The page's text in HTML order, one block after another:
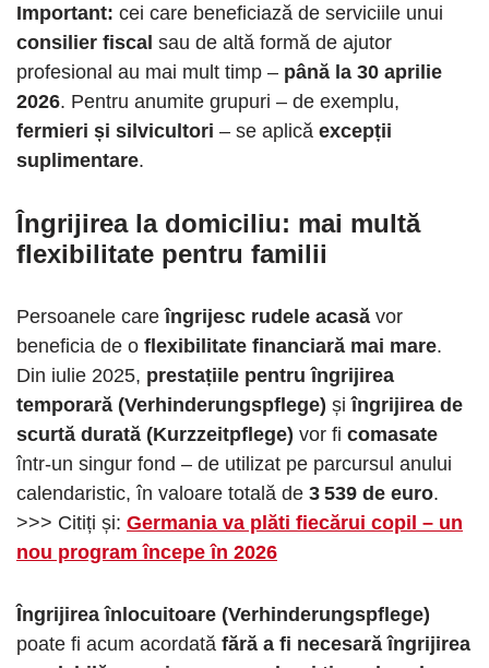
Important: cei care beneficiază de serviciile unui
consilier fiscal sau de altă formă de ajutor
profesional au mai mult timp – până la 30 aprilie
2026. Pentru anumite grupuri – de exemplu,
fermieri și silvicultori – se aplică excepții
suplimentare.
Îngrijirea la domiciliu: mai multă
flexibilitate pentru familii
Persoanele careîngrijesc rudele acasă vor
beneficia de o flexibilitate financiară mai mare.
Din iulie 2025, prestațiile pentru îngrijirea
temporară (Verhinderungspflege) șiîngrijirea de
scurtă durată (Kurzzeitpflege) vor fi comasate
într-un singur fond – de utilizat pe parcursul anului
calendaristic, în valoare totală de 3 539 de euro.
>>> Citiți și: Germania va plăti fiecărui copil – un
nou program începe în 2026
Îngrijirea înlocuitoare (Verhinderungspflege)
poate fi acum acordată fără a fi necesară îngrijirea